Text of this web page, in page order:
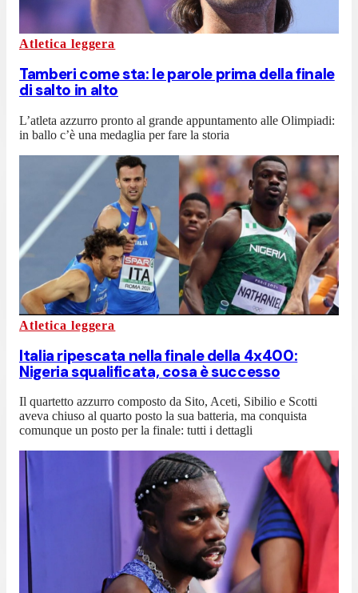
Atletica leggera
Tamberi come sta: le parole prima della finale
di salto in alto
L’atleta azzurro pronto al grande appuntamento alle Olimpiadi:
in ballo c’è una medaglia per fare la storia
Atletica leggera
Italia ripescata nella finale della 4x400:
Nigeria squalificata, cosa è successo
Il quartetto azzurro composto da Sito, Aceti, Sibilio e Scotti
aveva chiuso al quarto posto la sua batteria, ma conquista
comunque un posto per la finale: tutti i dettagli